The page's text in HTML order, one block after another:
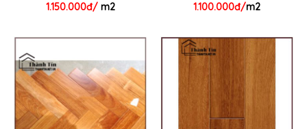
1.150.000đ/ m2 1.100.000đ/m2